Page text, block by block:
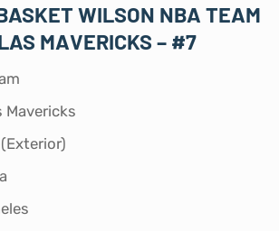
WILSON NBA TEAM
MAVERICKS – #7
Mavericks